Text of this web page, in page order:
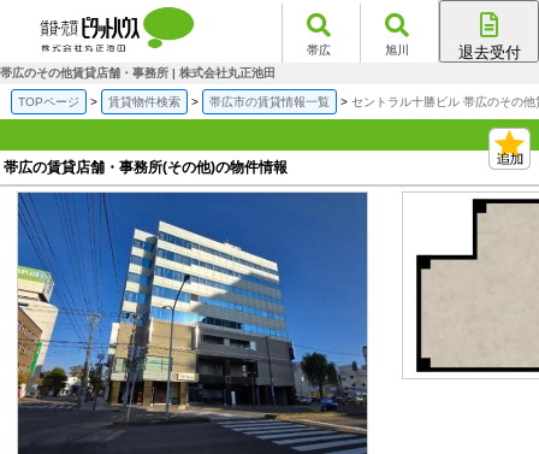
帯広 旭川 退去受付
帯広のその他賃貸店舗・事務所 | 株式会社丸正池田
TOPページ 賃貸物件検索 帯広市の賃貸情報一覧 セントラル十勝ビル 帯広のその
帯広の賃貸店舗・事務所(その他)の物件情報